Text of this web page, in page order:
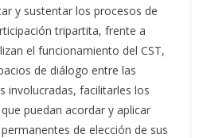
y sustentar los procesos de
tripartita, frente a
el funcionamiento del CST,
de diálogo entre las
involucradas, facilitarles los
puedan acordar y aplicar
de elección de sus